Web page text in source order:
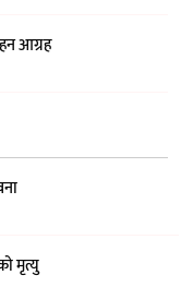
आग्रह
मृत्यु